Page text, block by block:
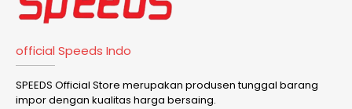
official Speeds Indo
SPEEDS Official Store merupakan produsen tunggal barang
impor dengan kualitas harga bersaing.